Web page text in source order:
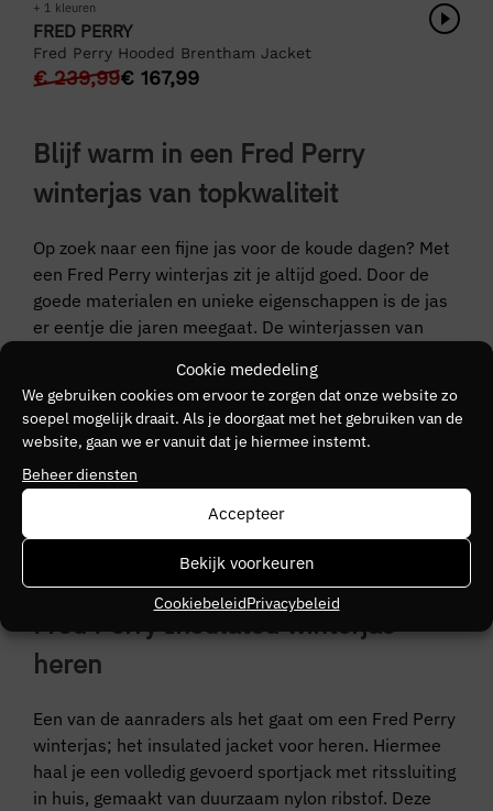
Cookie mededeling
We gebruiken cookies om ervoor te zorgen dat onze website zo
soepel mogelijk draait. Als je doorgaat met het gebruiken van de
website, gaan we er vanuit dat je hiermee instemt.
Beheer diensten
Accepteer
Bekijk voorkeuren
CookiebeleidPrivacybeleid
+ 1 kleuren
FRED PERRY
Fred Perry Hooded Brentham Jacket
€239,99€ 167,99
Blijf warm in een Fred Perry
winterjas van topkwaliteit
Op zoek naar een fijne jas voor de koude dagen? Met
een Fred Perry winterjas zit je altijd goed. Door de
goede materialen en unieke eigenschappen is de jas
er eentje die jaren meegaat. De winterjassen van
kenmerken zoals het Fred Perry logo.
Met de winterjassen van Fred Perry zit je altijd goed.
for Men in de webshop. In de categorie filter je op de
gewenste eigenschappen en jouw favoriete jas komt
zo naar voren! Of kom langs in een van de fysieke
winkels. Het is aan jou!
Fred Perry Insulated winterjas
heren
Een van de aanraders als het gaat om een Fred Perry
winterjas; het insulated jacket voor heren. Hiermee
haal je een volledig gevoerd sportjack met ritssluiting
in huis, gemaakt van duurzaam nylon ribstof. Deze